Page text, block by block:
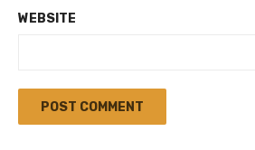
WEBSITE